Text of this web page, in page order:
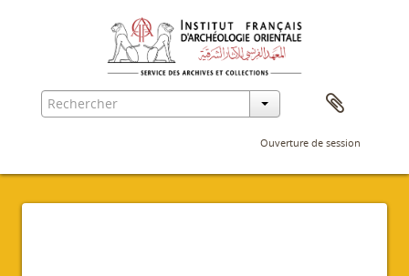
Ouverture de session